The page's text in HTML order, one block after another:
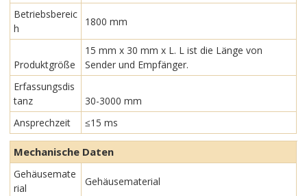
Betriebsbereic
h
1800 mm
Produktgröße
15 mm x 30 mm x L. L ist die Länge von
Sender und Empfänger.
Erfassungsdis
tanz
30-3000 mm
Ansprechzeit
≤15 ms
Mechanische Daten
Gehäusemate
rial
Gehäusematerial